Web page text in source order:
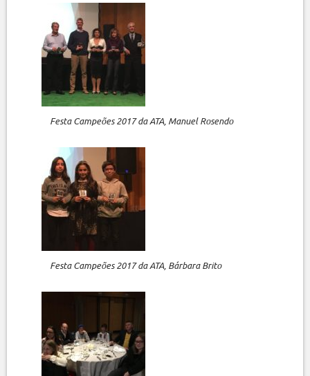
Festa Campeões 2017 da ATA, Manuel Rosendo
Festa Campeões 2017 da ATA, Bárbara Brito